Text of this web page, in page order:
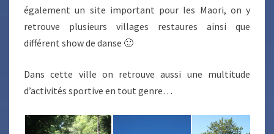
également un site important pour les Maori, on y
retrouve plusieurs villages restaures ainsi que
différent show de danse 🙂
Dans cette ville on retrouve aussi une multitude
d’activités sportive en tout genre…